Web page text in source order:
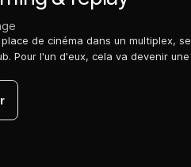
de cinéma dans un multiplex, se
Pour l'un d'eux, cela va devenir une